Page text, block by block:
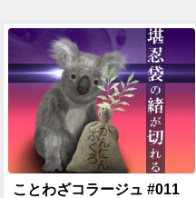
ことわざコラージュ #011